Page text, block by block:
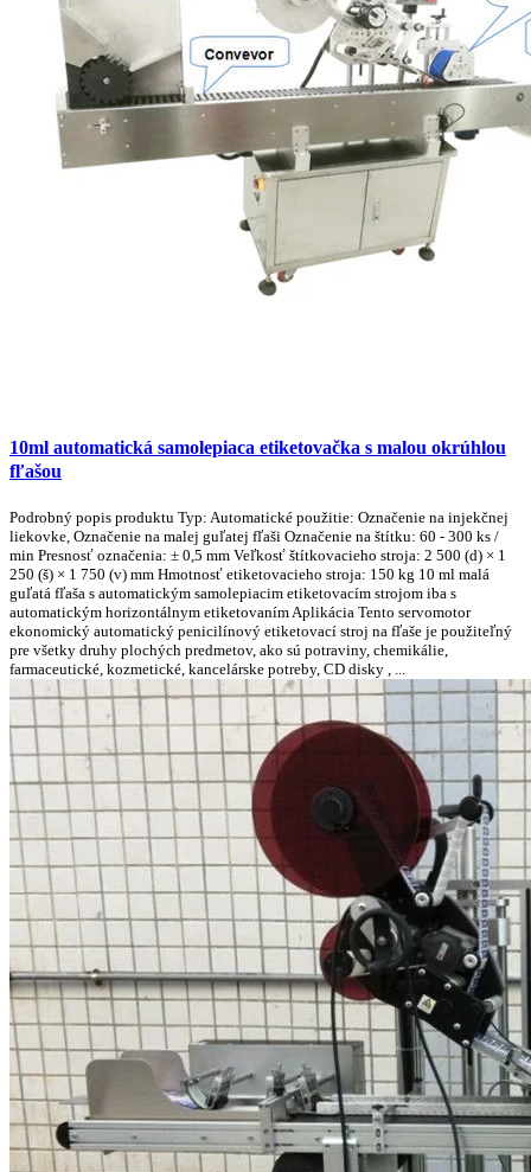
10ml automatická samolepiaca etiketovačka s malou okrúhlou
fľašou
Podrobný popis produktu Typ: Automatické použitie: Označenie na injekčnej
liekovke, Označenie na malej guľatej fľaši Označenie na štítku: 60 - 300 ks /
min Presnosť označenia: ± 0,5 mm Veľkosť štítkovacieho stroja: 2 500 (d) × 1
250 (š) × 1 750 (v) mm Hmotnosť etiketovacieho stroja: 150 kg 10 ml malá
guľatá fľaša s automatickým samolepiacim etiketovacím strojom iba s
automatickým horizontálnym etiketovaním Aplikácia Tento servomotor
ekonomický automatický penicilínový etiketovací stroj na fľaše je použiteľný
pre všetky druhy plochých predmetov, ako sú potraviny, chemikálie,
farmaceutické, kozmetické, kancelárske potreby, CD disky , ...